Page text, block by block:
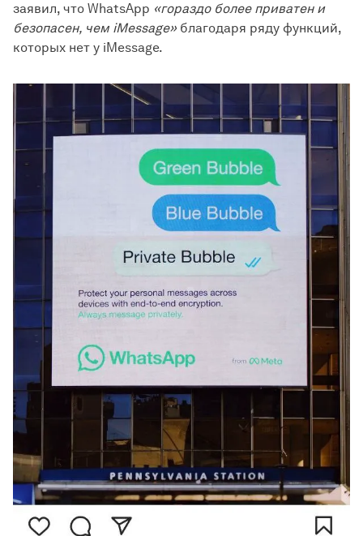
заявил, что WhatsApp «гораздо более приватен и
безопасен, чем iMessage»благодаря ряду функций,
которых нет у iMessage.